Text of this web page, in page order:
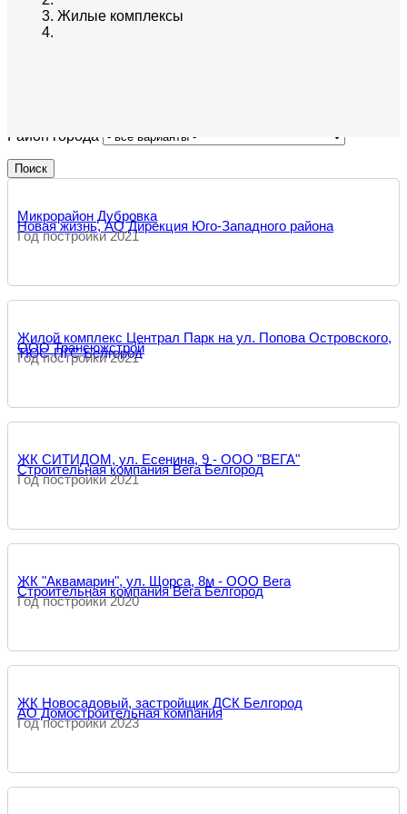
Жилые комплексы
Район города
Микрорайон Дубровка
Новая жизнь, АО Дирекция Юго-Западного района
Год постройки 2021
Жилой комплекс Централ Парк на ул. Попова Островского,
ТЮС-ПГС Белгород
ООО Трансюжстрой
Год постройки 2021
ЖК СИТИДОМ, ул. Есенина, 9 - ООО "ВЕГА"
Строительная компания Вега Белгород
Год постройки 2021
ЖК "Аквамарин", ул. Щорса, 8м - ООО Вега
Строительная компания Вега Белгород
Год постройки 2020
ЖК Новосадовый, застройщик ДСК Белгород
АО Домостроительная компания
Год постройки 2023